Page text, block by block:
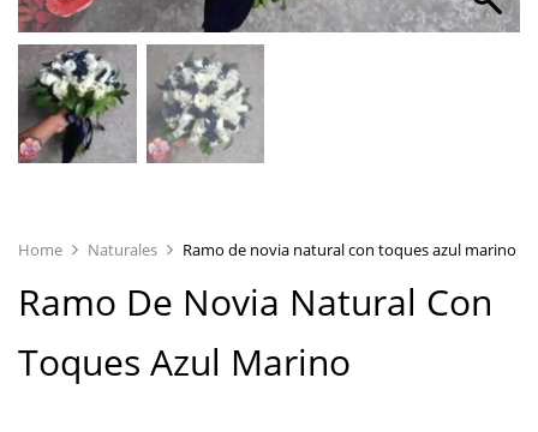
Home Naturales Ramo de novia natural con toques azul marino
Ramo De Novia Natural Con
Toques Azul Marino